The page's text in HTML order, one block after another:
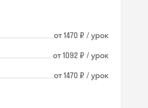
от 1470 ₽ / урок
от 1092 ₽ / урок
от 1470 ₽ / урок